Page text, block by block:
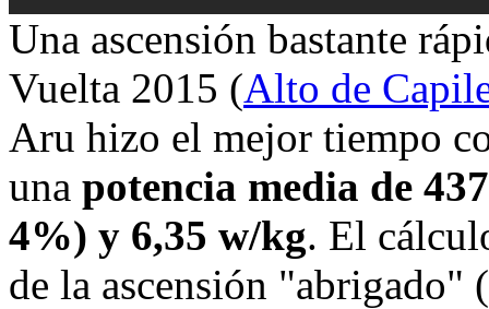
Una ascensión bastante
Vuelta 2015 (Alto de
Aru hizo el mejor tiempo
una potencia media de
4%) y 6,35 w/kg. El
de la ascensión "abrigado"